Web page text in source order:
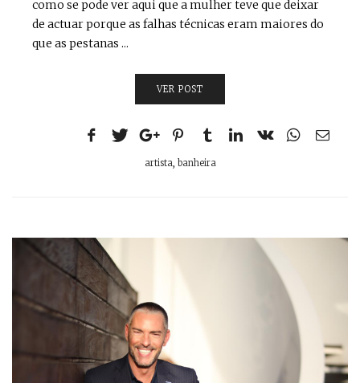
como se pode ver aqui que a mulher teve que deixar
de actuar porque as falhas técnicas eram maiores do
que as pestanas ...
VER POST
artista, banheira